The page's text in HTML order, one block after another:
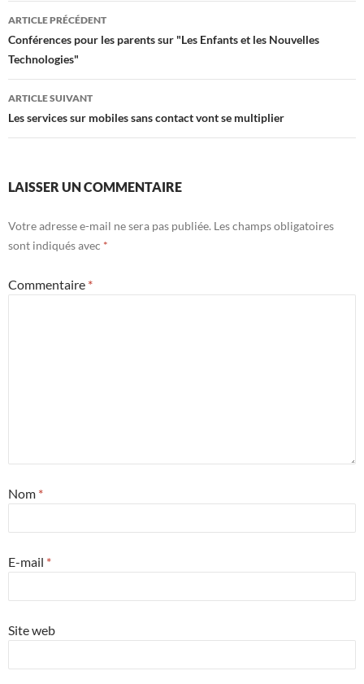
Navigation
des
articles
ARTICLE PRÉCÉDENT
Conférences pour les parents sur "Les Enfants et les Nouvelles
Technologies"
ARTICLE SUIVANT
Les services sur mobiles sans contact vont se multiplier
LAISSER UN COMMENTAIRE
Votre adresse e-mail ne sera pas publiée. Les champs obligatoires
sont indiqués avec *
Commentaire *
Nom *
E-mail *
Site web